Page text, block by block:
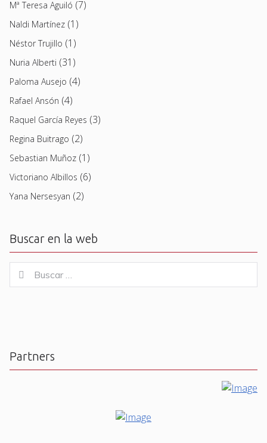
Mª Teresa Aguiló (7)
Naldi Martínez (1)
Néstor Trujillo (1)
Nuria Alberti (31)
Paloma Ausejo (4)
Rafael Ansón (4)
Raquel García Reyes (3)
Regina Buitrago (2)
Sebastian Muñoz (1)
Victoriano Albillos (6)
Yana Nersesyan (2)
Buscar en la web
for:
Buscar
Partners